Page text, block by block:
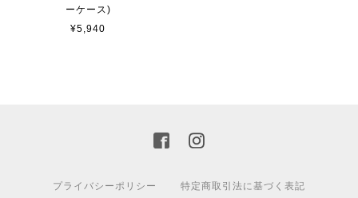
ーケース)
¥5,940
プライバシーポリシー 特定商取引法に基づく表記